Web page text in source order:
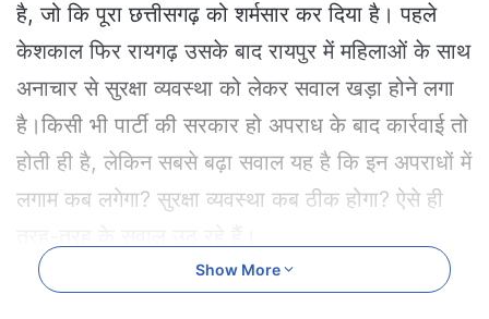
है, जो कि पूरा छत्तीसगढ़ को शर्मसार कर दिया है। पहले
केशकाल फिर रायगढ़ उसके बाद रायपुर में महिलाओं के साथ
अनाचार से सुरक्षा व्यवस्था को लेकर सवाल खड़ा होने लगा
है।किसी भी पार्टी की सरकार हो अपराध के बाद कार्रवाई तो
होती ही है, लेकिन सबसे बढ़ा सवाल यह है कि इन अपराधों में
लगाम कब लगेगा? सुरक्षा व्यवस्था कब ठीक होगा? ऐसे ही
कोंडागांव जिले के केशकाल थाना क्षेत्र में नौ अगस्त को एक
Show More